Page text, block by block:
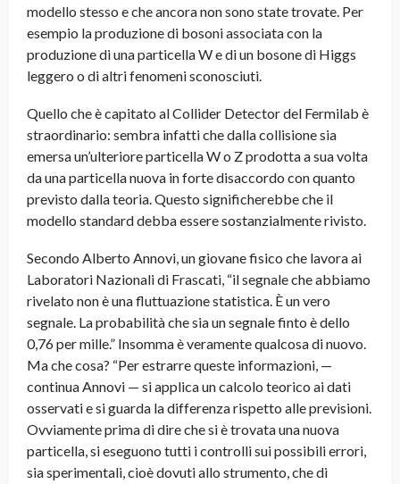
modello stesso e che ancora non sono state trovate. Per
esempio la produzione di bosoni associata con la
produzione di una particella W e di un bosone di Higgs
leggero o di altri fenomeni sconosciuti.
Quello che è capitato al Collider Detector del Fermilab è
straordinario: sembra infatti che dalla collisione sia
emersa un’ulteriore particella W o Z prodotta a sua volta
da una particella nuova in forte disaccordo con quanto
previsto dalla teoria. Questo significherebbe che il
modello standard debba essere sostanzialmente rivisto.
Secondo Alberto Annovi, un giovane fisico che lavora ai
Laboratori Nazionali di Frascati, “il segnale che abbiamo
rivelato non è una fluttuazione statistica. È un vero
segnale. La probabilità che sia un segnale finto è dello
0,76 per mille.” Insomma è veramente qualcosa di nuovo.
Ma che cosa? “Per estrarre queste informazioni, —
continua Annovi — si applica un calcolo teorico ai dati
osservati e si guarda la differenza rispetto alle previsioni.
Ovviamente prima di dire che si è trovata una nuova
particella, si eseguono tutti i controlli sui possibili errori,
sia sperimentali, cioè dovuti allo strumento, che di